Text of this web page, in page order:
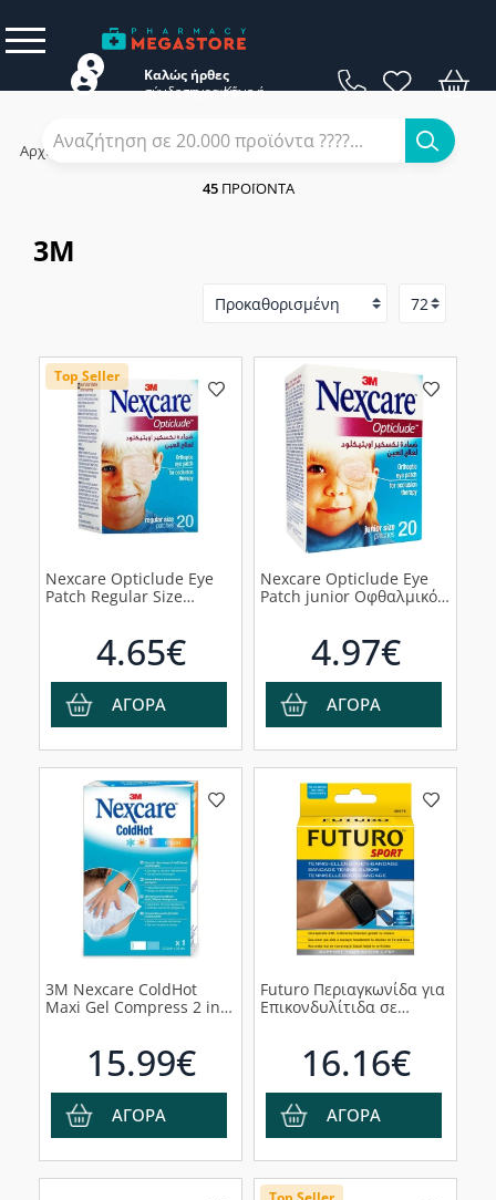
Καλώς ήρθες
Κάνε
σύνδεση ή
εγγραφή
Αρχική / Εταιρίες
3M
45ΠΡΟΪΌΝΤΑ
3M
Top Seller
Nexcare Opticlude Eye
Patch Regular Size
4.65€
ΑΓΟΡΑ
Nexcare Opticlude Eye
Patch junior Οφθαλμικός
4.97€
ΑΓΟΡΑ
3M Nexcare ColdHot
Maxi Gel Compress 2 in 1
15.99€
ΑΓΟΡΑ
Futuro Περιαγκωνίδα για
Επικονδυλίτιδα σε
16.16€
ΑΓΟΡΑ